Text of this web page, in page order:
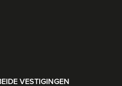
VESTIGINGEN